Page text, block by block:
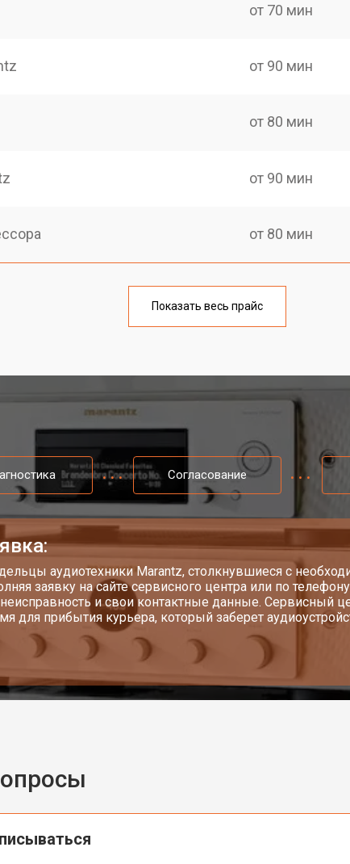
от 70 мин
от 90 мин
от 80 мин
от 90 мин
от 80 мин
Показать весь прайс
Согласование
аудиотехники Marantz, столкнувшиеся с
заявку на сайте сервисного центра или по
и свои контактные данные. Сервисный
для прибытия курьера, который заберет